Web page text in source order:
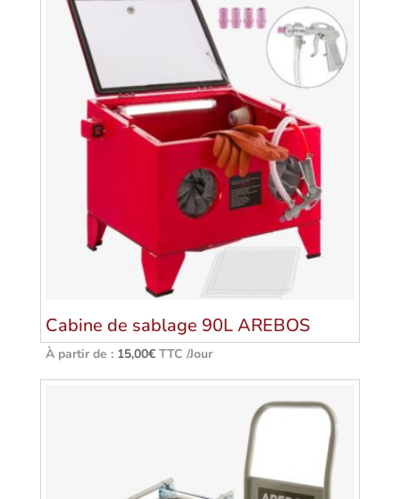
Cabine de sablage 90L AREBOS
À partir de : 15,00€ TTC /Jour